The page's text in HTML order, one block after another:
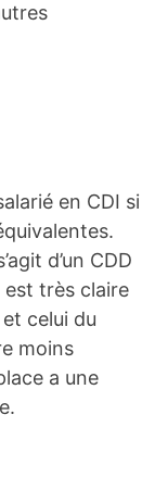
en CDI si
d’un CDD
très claire
celui du
moins
a une